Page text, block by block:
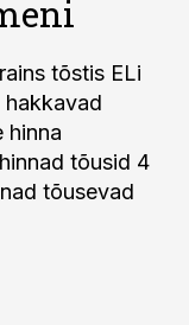
tõstis ELi
hinna
tõusid 4
tõusevad